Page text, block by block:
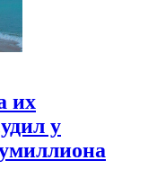
их
у